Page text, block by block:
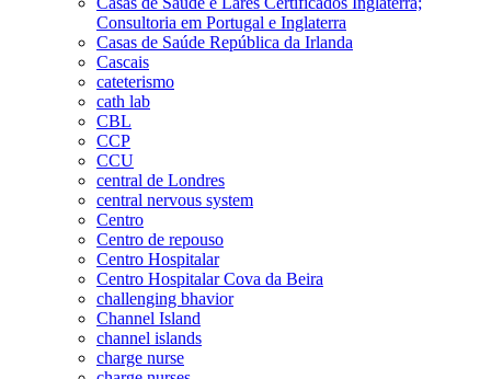
Consultoria em Portugal e Inglaterra
Casas de Saúde República da Irlanda
Cascais
cateterismo
cath lab
CBL
CCP
CCU
central de Londres
central nervous system
Centro
Centro de repouso
Centro Hospitalar
Centro Hospitalar Cova da Beira
challenging bhavior
Channel Island
channel islands
charge nurse